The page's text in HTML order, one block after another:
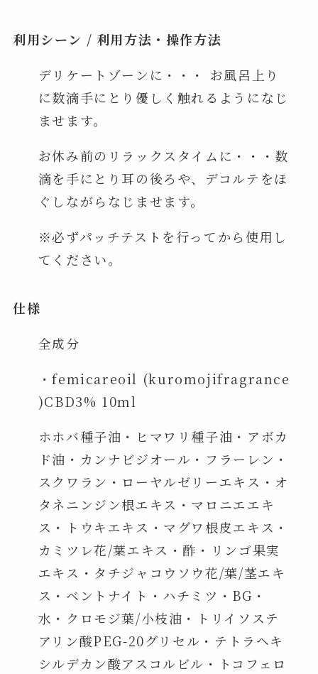
利用シーン / 利用方法・操作方法
デリケートゾーンに・・・ お風呂上り
に数滴手にとり優しく触れるようになじ
ませます。
お休み前のリラックスタイムに・・・数
滴を手にとり耳の後ろや、デコルテをほ
ぐしながらなじませます。
※必ずパッチテストを行ってから使用し
てください。
仕様
全成分
・femicareoil (kuromojifragrance
)CBD3% 10ml
ホホバ種子油・ヒマワリ種子油・アボカ
ド油・カンナビジオール・フラーレン・
スクワラン・ローヤルゼリーエキス・オ
タネニンジン根エキス・マロニエエキ
ス・トウキエキス・マグワ根皮エキス・
カミツレ花/葉エキス・酢・リンゴ果実
エキス・タチジャコウソウ花/葉/茎エキ
ス・ベントナイト・ハチミツ・BG・
水・クロモジ葉/小枝油・トリイソステ
アリン酸PEG-20グリセル・テトラヘキ
シルデカン酸アスコルビル・トコフェロ